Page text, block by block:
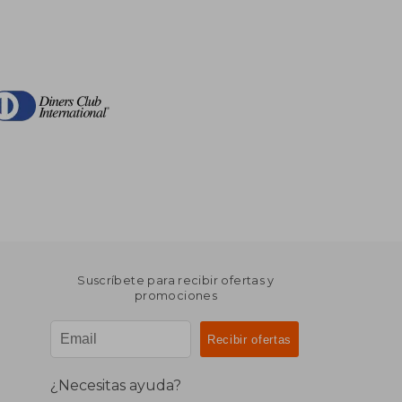
Suscríbete para recibir ofertas y
promociones
¿Necesitas ayuda?